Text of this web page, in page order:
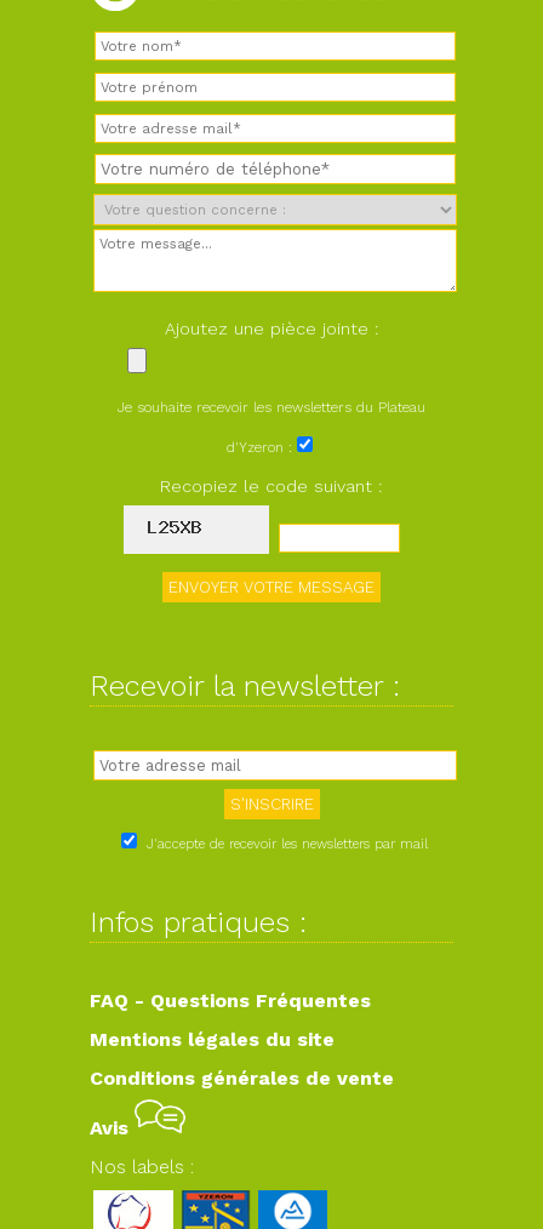
Ajoutez une pièce jointe :
Je souhaite recevoir les newsletters du Plateau
d'Yzeron :
Recopiez le code suivant :
Recevoir la newsletter :
J'accepte de recevoir les newsletters par mail
Infos pratiques :
FAQ - Questions Fréquentes
Mentions légales du site
Conditions générales de vente
Avis
Nos labels :